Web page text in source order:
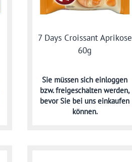
7 Days Croissant Aprikose
60g
Sie müssen sicheinloggen
bzw. freigeschalten werden,
bevor Sie bei uns einkaufen
können.